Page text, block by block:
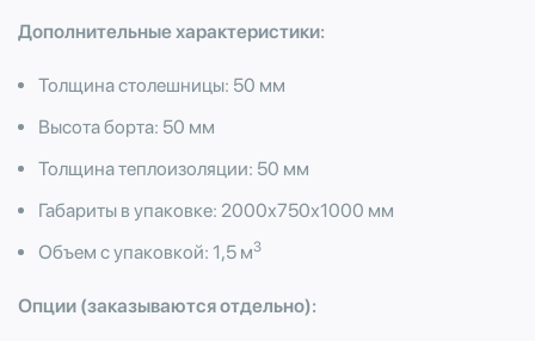
Дополнительные характеристики:
Толщина столешницы: 50 мм
Высота борта: 50 мм
Толщина теплоизоляции: 50 мм
Габариты в упаковке: 2000х750х1000 мм
Объем с упаковкой: 1,5 м3
Опции (заказываются отдельно):